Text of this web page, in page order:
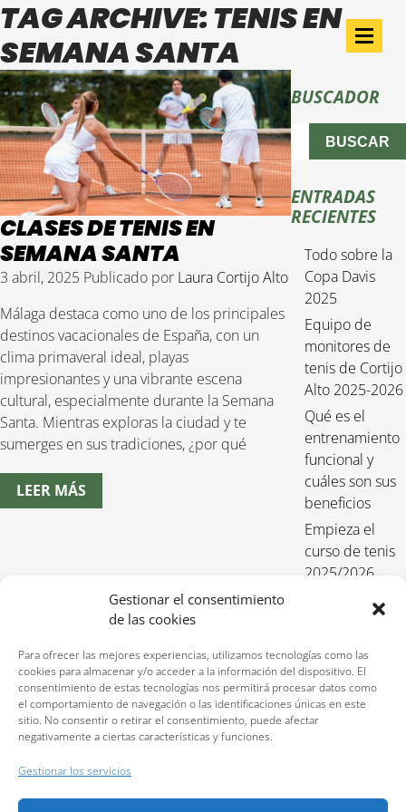
Gestionar el consentimiento
de las cookies
Para ofrecer las mejores experiencias, utilizamos tecnologías como las
cookies para almacenar y/o acceder a la información del dispositivo. El
consentimiento de estas tecnologías nos permitirá procesar datos como
el comportamiento de navegación o las identificaciones únicas en este
sitio. No consentir o retirar el consentimiento, puede afectar
negativamente a ciertas características y funciones.
Gestionar los servicios
TAG ARCHIVE: TENIS EN
SEMANA SANTA
CLASES DE TENIS EN
SEMANA SANTA
3 abril, 2025 Publicado por Laura Cortijo Alto
Málaga destaca como uno de los principales
destinos vacacionales de España, con un
clima primaveral ideal, playas
impresionantes y una vibrante escena
cultural, especialmente durante la Semana
Santa. Mientras exploras la ciudad y te
sumerges en sus tradiciones, ¿por qué
LEER MÁS
BUSCADOR
BUSCAR
ENTRADAS
RECIENTES
Todo sobre la
Copa Davis
2025
Equipo de
monitores de
tenis de Cortijo
Alto 2025-2026
Qué es el
entrenamiento
funcional y
cuáles son sus
beneficios
Empieza el
curso de tenis
2025/2026
Entrenamiento
funcional para
2026
Política de privacidad